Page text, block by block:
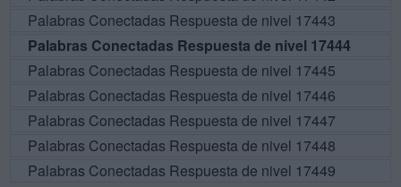
Palabras Conectadas Respuesta de nivel 17443
Palabras Conectadas Respuesta de nivel 17444
Palabras Conectadas Respuesta de nivel 17445
Palabras Conectadas Respuesta de nivel 17446
Palabras Conectadas Respuesta de nivel 17447
Palabras Conectadas Respuesta de nivel 17448
Palabras Conectadas Respuesta de nivel 17449